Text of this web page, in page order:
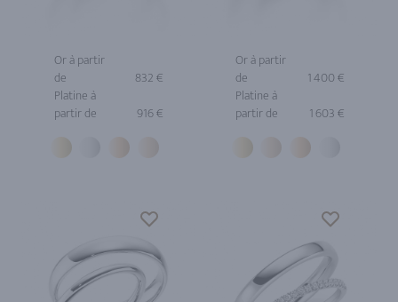
Or à partir
de
832 €
Platine à
partir de
916 €
Or à partir
de
1 400 €
Platine à
partir de
1 603 €